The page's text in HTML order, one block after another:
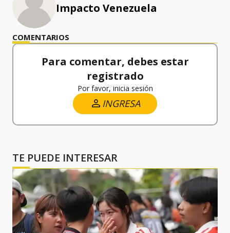
Impacto Venezuela
COMENTARIOS
Para comentar, debes estar
registrado
Por favor, inicia sesión
INGRESA
TE PUEDE INTERESAR